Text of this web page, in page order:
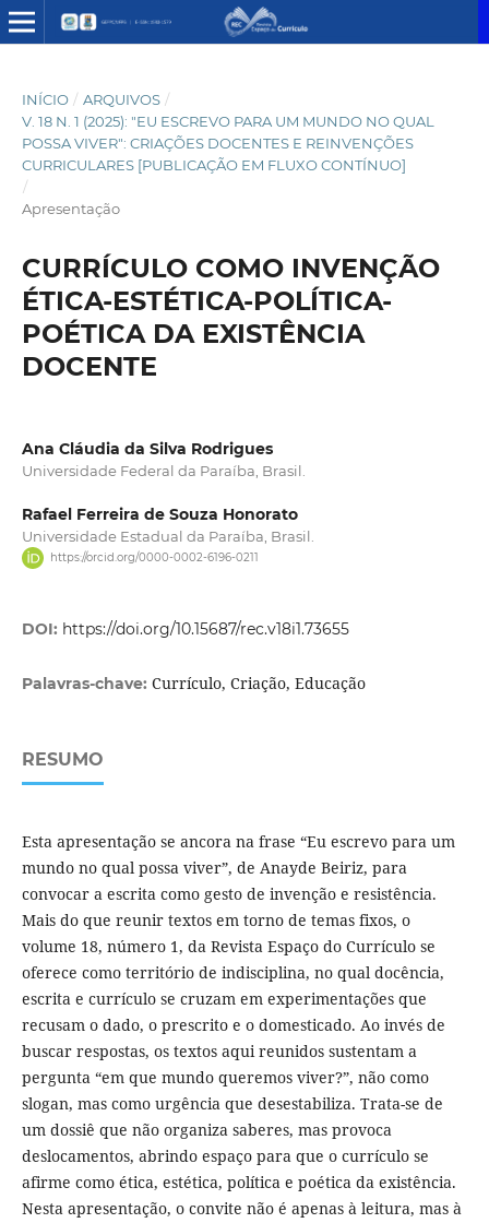
INÍCIO / ARQUIVOS /
V. 18 N. 1 (2025): "EU ESCREVO PARA UM MUNDO NO QUAL
POSSA VIVER": CRIAÇÕES DOCENTES E REINVENÇÕES
CURRICULARES [PUBLICAÇÃO EM FLUXO CONTÍNUO]
/
Apresentação
CURRÍCULO COMO INVENÇÃO
ÉTICA-ESTÉTICA-POLÍTICA-
POÉTICA DA EXISTÊNCIA
DOCENTE
Ana Cláudia da Silva Rodrigues
Universidade Federal da Paraíba, Brasil.
Rafael Ferreira de Souza Honorato
Universidade Estadual da Paraíba, Brasil.
https://orcid.org/0000-0002-6196-0211
DOI: https://doi.org/10.15687/rec.v18i1.73655
Palavras-chave: Currículo, Criação, Educação
RESUMO
Esta apresentação se ancora na frase “Eu escrevo para um
mundo no qual possa viver”, de Anayde Beiriz, para
convocar a escrita como gesto de invenção e resistência.
Mais do que reunir textos em torno de temas fixos, o
volume 18, número 1, da Revista Espaço do Currículo se
oferece como território de indisciplina, no qual docência,
escrita e currículo se cruzam em experimentações que
recusam o dado, o prescrito e o domesticado. Ao invés de
buscar respostas, os textos aqui reunidos sustentam a
pergunta “em que mundo queremos viver?”, não como
slogan, mas como urgência que desestabiliza. Trata-se de
um dossiê que não organiza saberes, mas provoca
deslocamentos, abrindo espaço para que o currículo se
afirme como ética, estética, política e poética da existência.
Nesta apresentação, o convite não é apenas à leitura, mas à